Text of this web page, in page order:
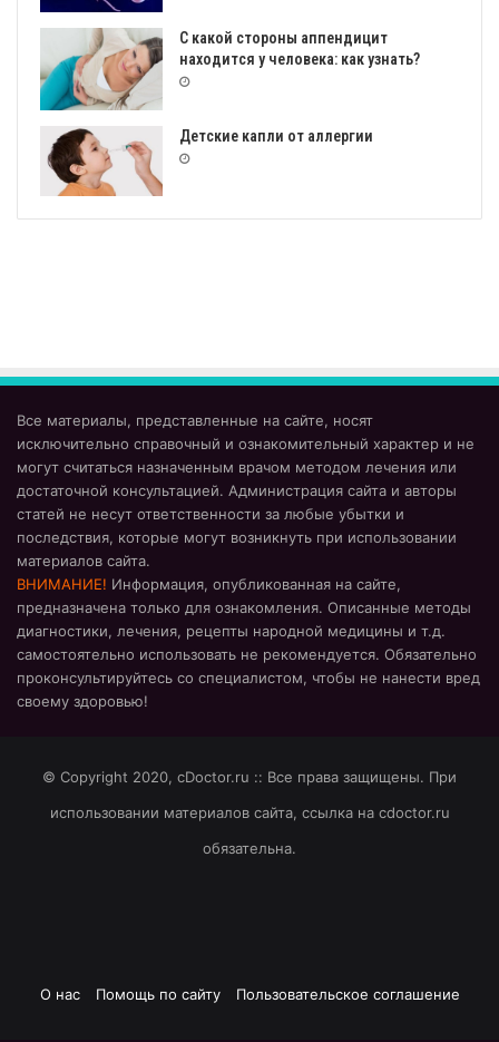
С какой стороны аппендицит
находится у человека: как узнать?
Детские капли от аллергии
Все материалы, представленные на сайте, носят
исключительно справочный и ознакомительный характер и не
могут считаться назначенным врачом методом лечения или
достаточной консультацией. Администрация сайта и авторы
статей не несут ответственности за любые убытки и
последствия, которые могут возникнуть при использовании
материалов сайта.
ВНИМАНИЕ! Информация, опубликованная на сайте,
предназначена только для ознакомления. Описанные методы
диагностики, лечения, рецепты народной медицины и т.д.
самостоятельно использовать не рекомендуется. Обязательно
проконсультируйтесь со специалистом, чтобы не нанести вред
своему здоровью!
© Copyright 2020, cDoctor.ru :: Все права защищены. При
использовании материалов сайта, ссылка на cdoctor.ru
обязательна.
О нас Помощь по сайту Пользовательское соглашение